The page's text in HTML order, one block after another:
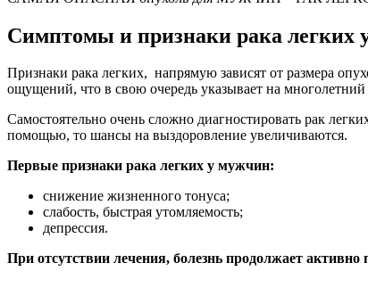
Симптомы и признаки рака легких
Признаки рака легких, напрямую зависят от размера
ощущений, что в свою очередь указывает на многолетний
Самостоятельно очень сложно диагностировать рак
помощью, то шансы на выздоровление увеличиваются.
Первые признаки рака легких у мужчин:
снижение жизненного тонуса;
слабость, быстрая утомляемость;
депрессия.
При отсутствии лечения, болезнь продолжает